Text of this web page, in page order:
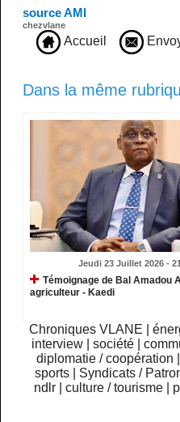
source AMI
chezvlane
Accueil
Dans la même
Jeudi 23 Juillet 2026 -
​Témoignage de Bal Amadou
agriculteur - Kaedi
Chroniques VLANE
interview
|société |
diplomatie / coopération
sports
Syndicats /
ndlr
|culture / tourisme